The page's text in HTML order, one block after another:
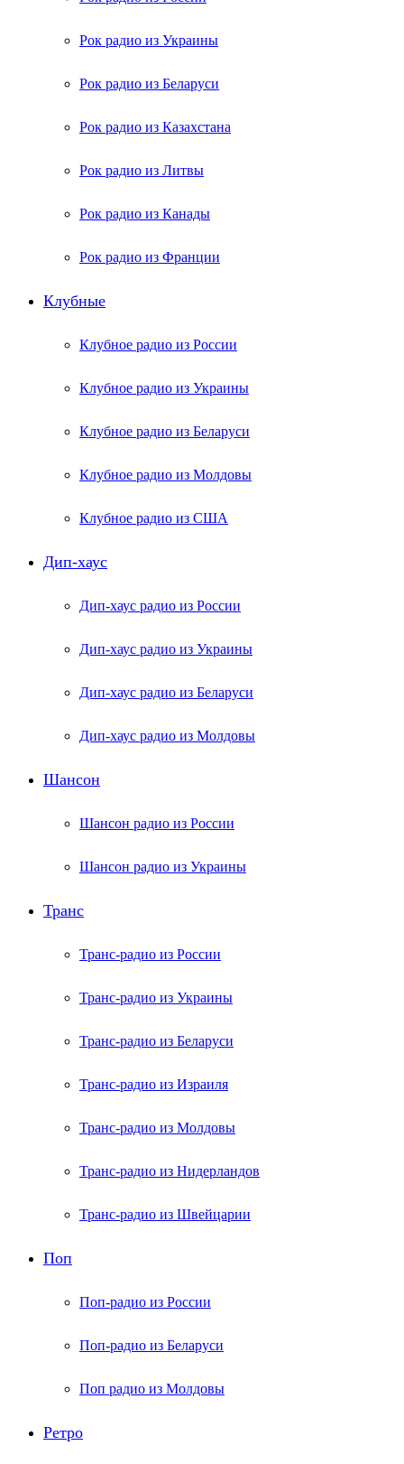
Рок радио из Украины
Рок радио из Беларуси
Рок радио из Казахстана
Рок радио из Литвы
Рок радио из Канады
Рок радио из Франции
Клубные
Клубное радио из России
Клубное радио из Украины
Клубное радио из Беларуси
Клубное радио из Молдовы
Клубное радио из США
Дип-хаус
Дип-хаус радио из России
Дип-хаус радио из Украины
Дип-хаус радио из Беларуси
Дип-хаус радио из Молдовы
Шансон
Шансон радио из России
Шансон радио из Украины
Транс
Транс-радио из России
Транс-радио из Украины
Транс-радио из Беларуси
Транс-радио из Израиля
Транс-радио из Молдовы
Транс-радио из Нидерландов
Транс-радио из Швейцарии
Поп
Поп-радио из России
Поп-радио из Беларуси
Поп радио из Молдовы
Ретро